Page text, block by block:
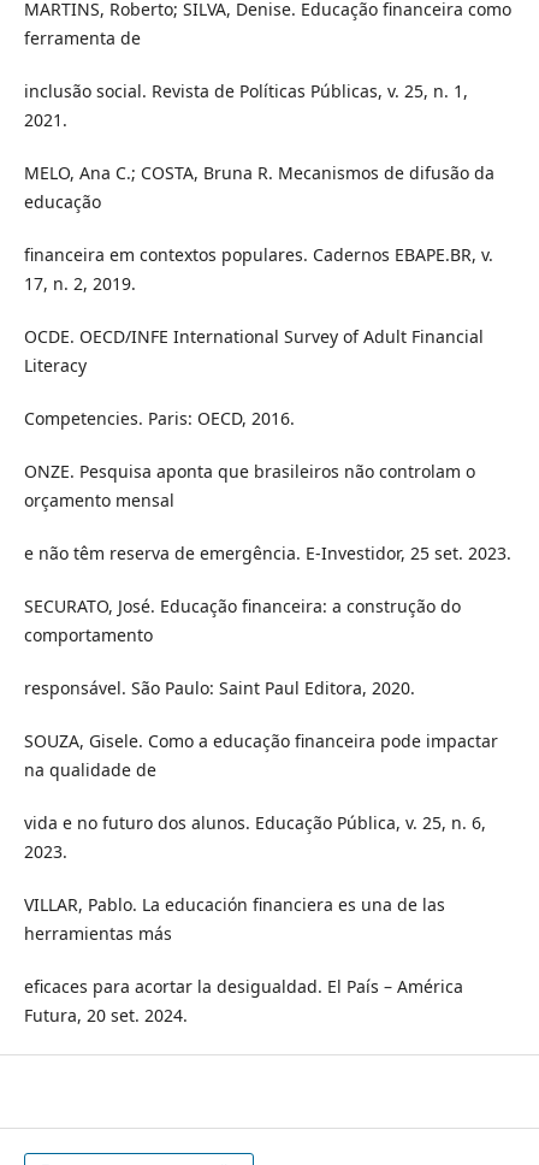
MARTINS, Roberto; SILVA, Denise. Educação financeira como
ferramenta de
inclusão social. Revista de Políticas Públicas, v. 25, n. 1,
2021.
MELO, Ana C.; COSTA, Bruna R. Mecanismos de difusão da
educação
financeira em contextos populares. Cadernos EBAPE.BR, v.
17, n. 2, 2019.
OCDE. OECD/INFE International Survey of Adult Financial
Literacy
Competencies. Paris: OECD, 2016.
ONZE. Pesquisa aponta que brasileiros não controlam o
orçamento mensal
e não têm reserva de emergência. E-Investidor, 25 set. 2023.
SECURATO, José. Educação financeira: a construção do
comportamento
responsável. São Paulo: Saint Paul Editora, 2020.
SOUZA, Gisele. Como a educação financeira pode impactar
na qualidade de
vida e no futuro dos alunos. Educação Pública, v. 25, n. 6,
2023.
VILLAR, Pablo. La educación financiera es una de las
herramientas más
eficaces para acortar la desigualdad. El País – América
Futura, 20 set. 2024.